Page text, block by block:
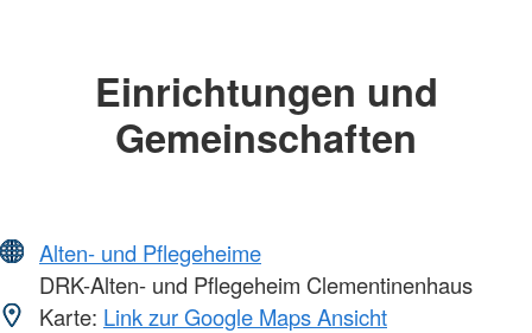
Einrichtungen und
Gemeinschaften
Alten- und Pflegeheime
DRK-Alten- und Pflegeheim Clementinenhaus
Karte: Link zur Google Maps Ansicht